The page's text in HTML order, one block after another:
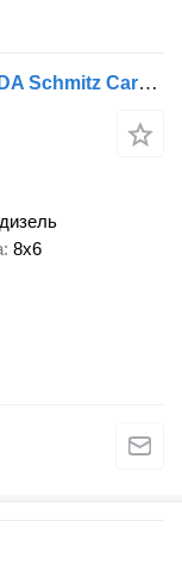
Mercedes-Benz Arocs 4145 8x6 MULDA Schmitz Cargobull 2018r
дизель
8x6